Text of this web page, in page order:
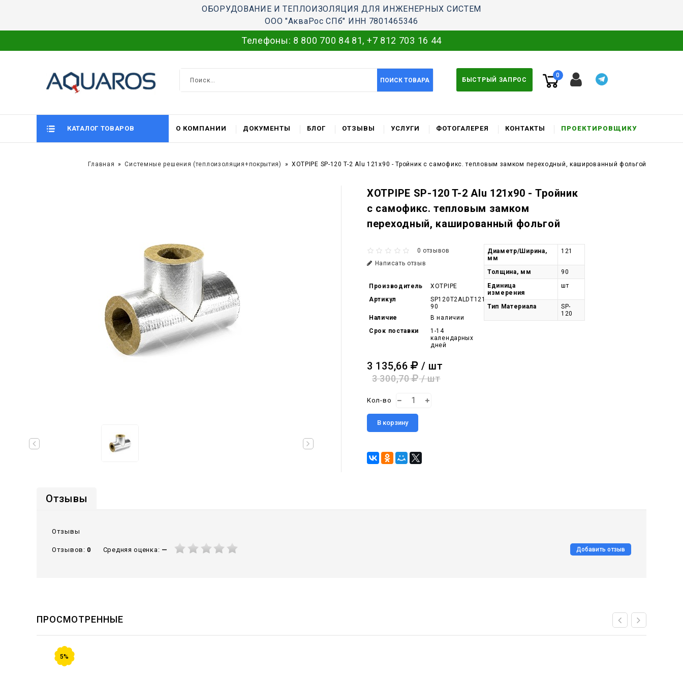
ОБОРУДОВАНИЕ И ТЕПЛОИЗОЛЯЦИЯ ДЛЯ ИНЖЕНЕРНЫХ СИСТЕМ
ООО "АкваРос СПб" ИНН 7801465346
Телефоны: 8 800 700 84 81, +7 812 703 16 44
ПОИСК ТОВАРА БЫСТРЫЙ ЗАПРОС
0
КАТАЛОГ ТОВАРОВ О КОМПАНИИ ДОКУМЕНТЫ БЛОГ ОТЗЫВЫ УСЛУГИ ФОТОГАЛЕРЕЯ КОНТАКТЫ ПРОЕКТИРОВЩИКУ
Главная Системные решения (теплоизоляция+покрытия) XOTPIPE SP-120 T-2 Alu 121x90 - Тройник c самофикс. тепловым замком переходный, кашированный фольгой
XOTPIPE SP-120 T-2 Alu 121x90 - Тройник
c самофикс. тепловым замком
переходный, кашированный фольгой
0 отзывов
Написать отзыв
Производитель
XOTPIPE
Артикул
SP120T2ALDT121-
90
Наличие
В наличии
Срок поставки
1-14
календарных
дней
3 135,66 / шт
3 300,70 / шт
Кол-во
В корзину
Диаметр/Ширина,
мм
121
Толщина, мм
90
Единица
измерения
шт
Тип Материала
SP-
120
Отзывы
Отзывы
Отзывов: 0 Средняя оценка: — Добавить отзыв
ПРОСМОТРЕННЫЕ
5%